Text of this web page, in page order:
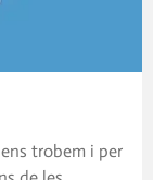
trobem i per